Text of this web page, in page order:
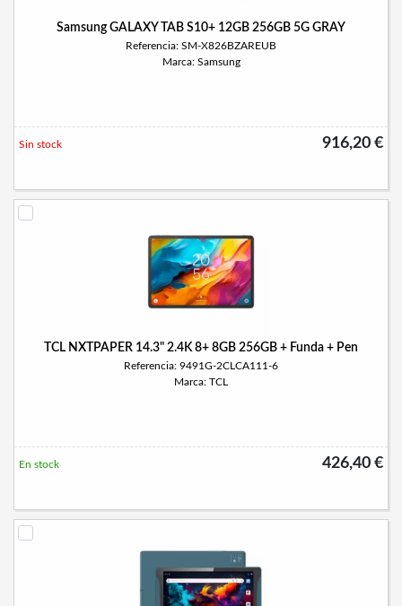
Samsung GALAXY TAB S10+ 12GB 256GB 5G GRAY
Referencia: SM-X826BZAREUB
Marca: Samsung
916,20 €
Sin stock
TCL NXTPAPER 14.3" 2.4K 8+ 8GB 256GB + Funda + Pen
Referencia: 9491G-2CLCA111-6
Marca: TCL
426,40 €
En stock